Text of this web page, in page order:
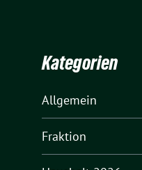
Kategorien
Allgemein
Fraktion